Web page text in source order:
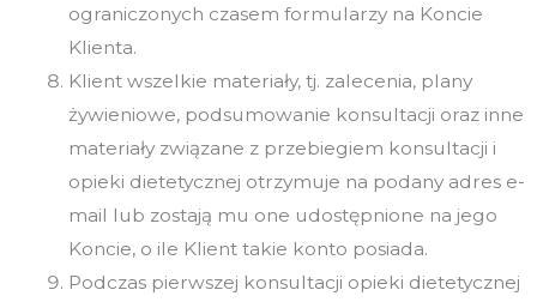
ograniczonych czasem formularzy na Koncie
Klienta.
Klient wszelkie materiały, tj. zalecenia, plany
żywieniowe, podsumowanie konsultacji oraz inne
materiały związane z przebiegiem konsultacji i
opieki dietetycznej otrzymuje na podany adres e-
mail lub zostają mu one udostępnione na jego
Koncie, o ile Klient takie konto posiada.
Podczas pierwszej konsultacji opieki dietetycznej